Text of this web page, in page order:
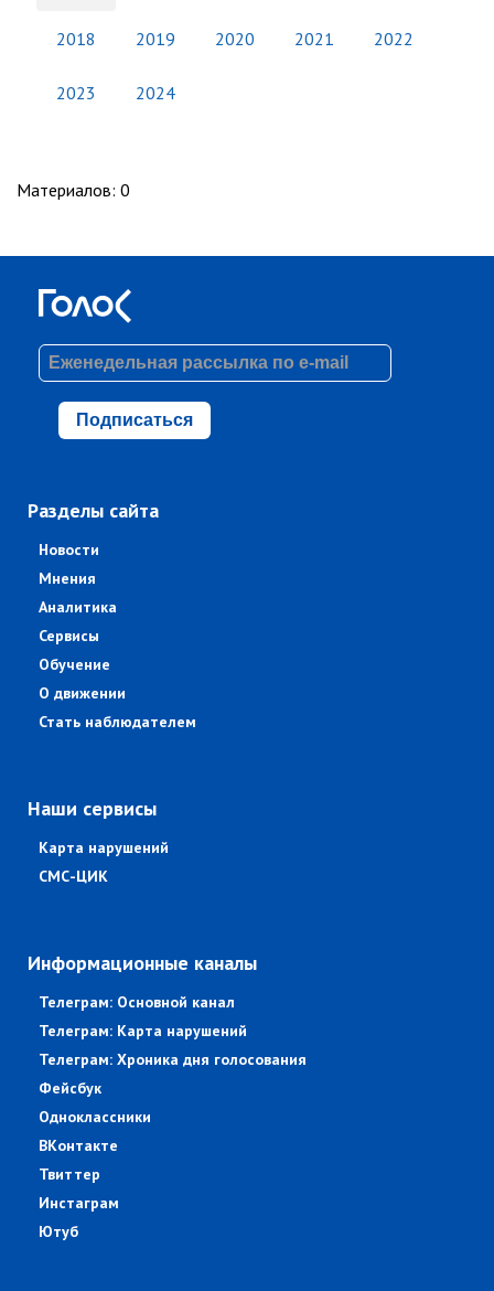
2018 2019 2020 2021 2022
2023 2024
Материалов: 0
Подписаться
Разделы сайта
Новости
Мнения
Аналитика
Сервисы
Обучение
О движении
Стать наблюдателем
Наши сервисы
Карта нарушений
СМС-ЦИК
Информационные каналы
Телеграм: Основной канал
Телеграм: Карта нарушений
Телеграм: Хроника дня голосования
Фейсбук
Одноклассники
ВКонтакте
Твиттер
Инстаграм
Ютуб